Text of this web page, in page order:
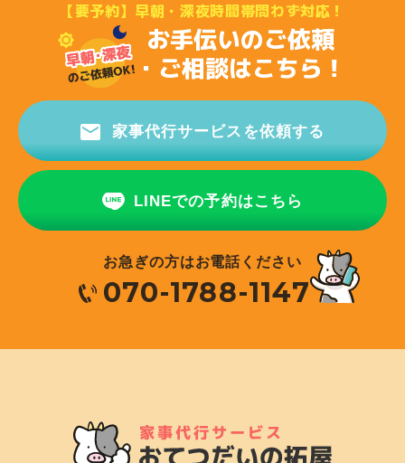
【要予約】早朝・深夜時間帯問わず対応！
お手伝いのご依頼
・ご相談はこちら！
家事代行サービスを依頼する
LINEでの予約はこちら
お急ぎの方はお電話ください
070-1788-1147